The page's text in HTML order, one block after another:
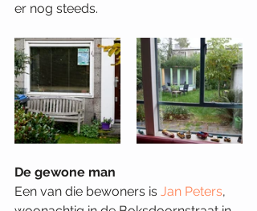
er nog steeds.
De gewone man
Een van die bewoners is Jan Peters,